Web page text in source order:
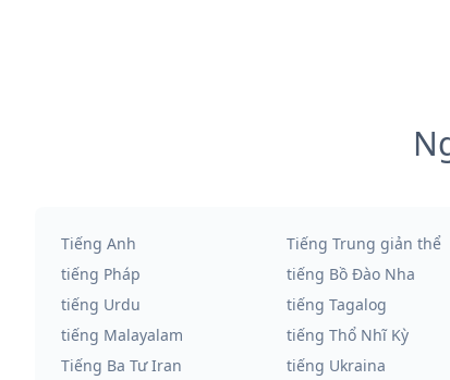
Tiếng Anh Tiếng Trung giản thể
tiếng Pháp
tiếng Bồ Đào Nha
tiếng Urdu
tiếng Tagalog
tiếng Malayalam
tiếng Thổ Nhĩ Kỳ
Tiếng Ba Tư Iran
tiếng Ukraina